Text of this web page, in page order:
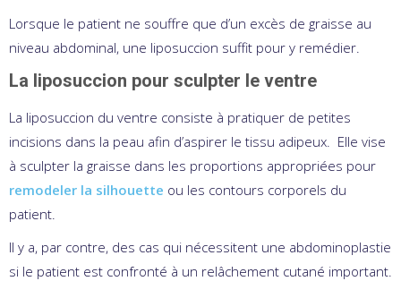
Lorsque le patient ne souffre que d’un excès de graisse au
niveau abdominal, une liposuccion suffit pour y remédier.
La liposuccion pour sculpter le ventre
La liposuccion du ventre consiste à pratiquer de petites
incisions dans la peau afin d’aspirer le tissu adipeux. Elle vise
à sculpter la graisse dans les proportions appropriées pour
remodeler la silhouette ou les contours corporels du
patient.
Il y a, par contre, des cas qui nécessitent une abdominoplastie
si le patient est confronté à un relâchement cutané important.